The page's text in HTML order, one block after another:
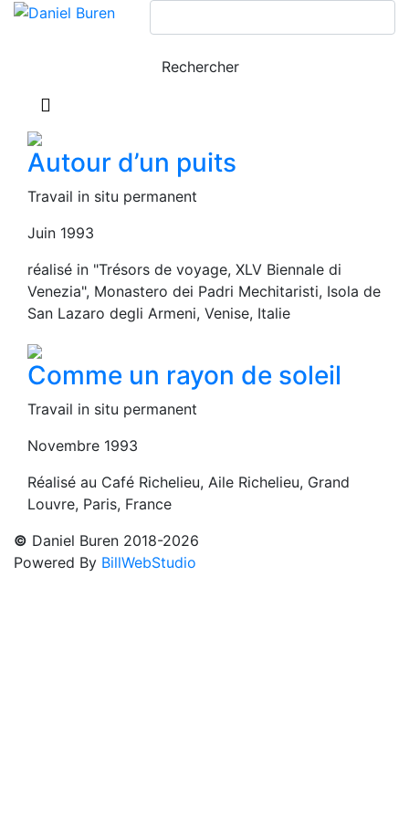
Autour d’un puits
Travail in situ permanent
Juin 1993
réalisé in "Trésors de voyage, XLV Biennale di
Venezia", Monastero dei Padri Mechitaristi, Isola de
San Lazaro degli Armeni, Venise, Italie
Comme un rayon de soleil
Travail in situ permanent
Novembre 1993
Réalisé au Café Richelieu, Aile Richelieu, Grand
Louvre, Paris, France
© Daniel Buren 2018-2026
Powered By BillWebStudio